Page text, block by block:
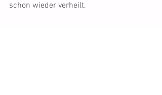
schon wieder verheilt.